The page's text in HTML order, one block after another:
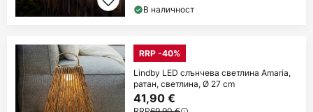
В наличност
RRP -40%
Lindby LED слънчева светлина Amaria,
ратан, светлина, Ø 27 cm
41,90 €